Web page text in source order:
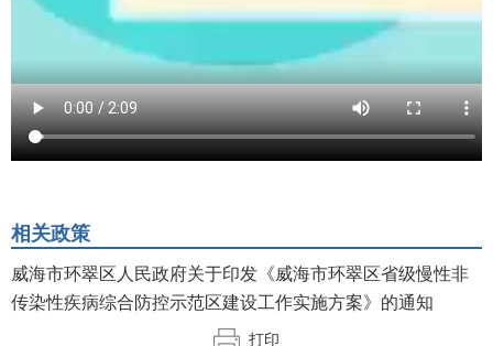
相关政策
威海市环翠区人民政府关于印发《威海市环翠区省级慢性非
传染性疾病综合防控示范区建设工作实施方案》的通知
打印